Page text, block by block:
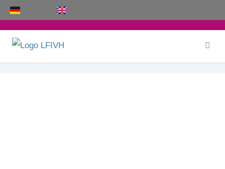
Aller
au
contenu